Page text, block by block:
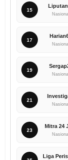
15
Nasional
17
Nasional
19
Nasional
21
Nasional
23
Mitra 24
Nasional
Liga